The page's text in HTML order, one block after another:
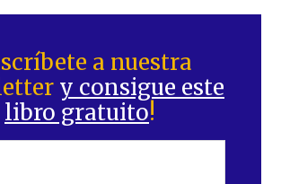
a nuestra
y consigue este
libro gratuito!